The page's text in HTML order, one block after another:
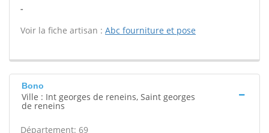
-
Voir la fiche artisan : Abc fourniture et pose
Bono
Ville : Int georges de reneins, Saint georges
de reneins
Département: 69